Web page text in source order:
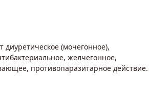
диуретическое (мочегонное),
желчегонное,
противопаразитарное действие.